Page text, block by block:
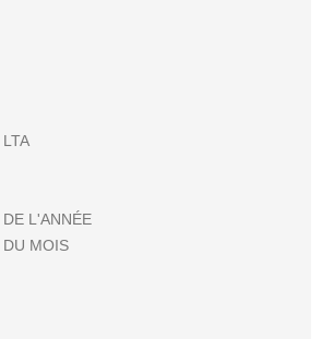
L'ANNÉE
DU MOIS